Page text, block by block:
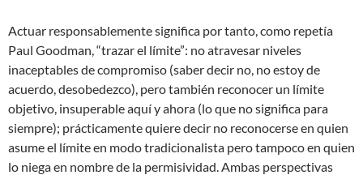
Actuar responsablemente significa por tanto, como repetía
Paul Goodman, “trazar el límite”: no atravesar niveles
inaceptables de compromiso (saber decir no, no estoy de
acuerdo, desobedezco), pero también reconocer un límite
objetivo, insuperable aquí y ahora (lo que no significa para
siempre); prácticamente quiere decir no reconocerse en quien
asume el límite en modo tradicionalista pero tampoco en quien
lo niega en nombre de la permisividad. Ambas perspectivas